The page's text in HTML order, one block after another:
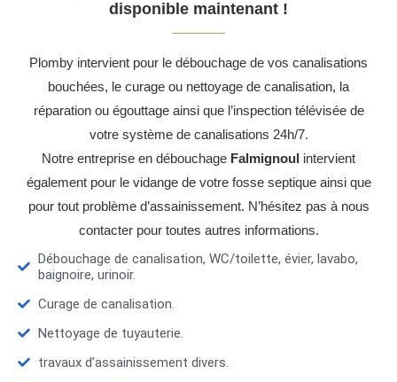
disponible maintenant !
Plomby intervient pour le débouchage de vos canalisations
bouchées, le curage ou nettoyage de canalisation, la
réparation ou égouttage ainsi que l’inspection télévisée de
votre système de canalisations 24h/7.
Notre entreprise en débouchage Falmignoul intervient
également pour le vidange de votre fosse septique ainsi que
pour tout problème d’assainissement. N’hésitez pas à nous
contacter pour toutes autres informations.
Débouchage de canalisation, WC/toilette, évier, lavabo,
baignoire, urinoir.
Curage de canalisation.
Nettoyage de tuyauterie.
travaux d’assainissement divers.